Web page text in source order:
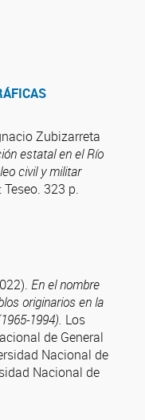
Zubizarreta
estatal en el Río
civil y militar
Teseo. 323 p.
En el nombre
originarios en la
1994). Los
de General
Nacional de
Nacional de